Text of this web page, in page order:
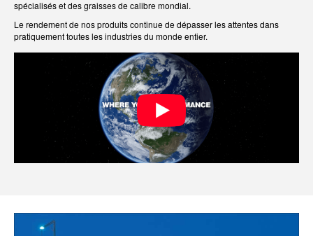
spécialisés et des graisses de calibre mondial.
Le rendement de nos produits continue de dépasser les attentes dans
pratiquement toutes les industries du monde entier.